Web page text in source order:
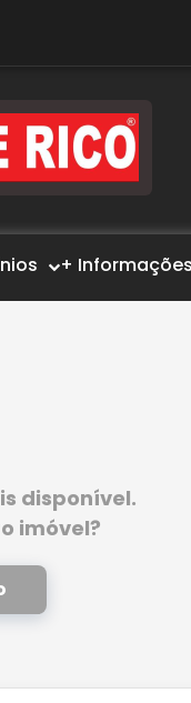
+ Informações
disponível.
imóvel?